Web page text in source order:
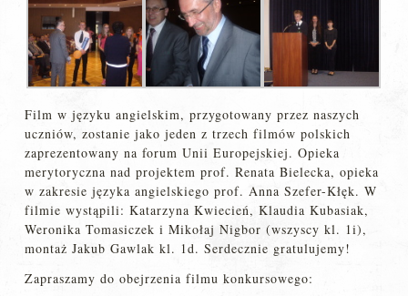
Film w języku angielskim, przygotowany przez naszych
uczniów, zostanie jako jeden z trzech filmów polskich
zaprezentowany na forum Unii Europejskiej. Opieka
merytoryczna nad projektem prof. Renata Bielecka, opieka
w zakresie języka angielskiego prof. Anna Szefer-Kłęk. W
filmie wystąpili: Katarzyna Kwiecień, Klaudia Kubasiak,
Weronika Tomasiczek i Mikołaj Nigbor (wszyscy kl. 1i),
montaż Jakub Gawlak kl. 1d. Serdecznie gratulujemy!
Zapraszamy do obejrzenia filmu konkursowego: